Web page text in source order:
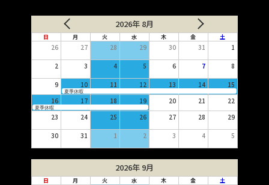
2026年 8月
日 月 火 水 木 金 土
26 27 28 29 30 31 1
2 3 4 5 6 7 8
9 10 11 12 13 14 15
夏季休暇
16 17 18 19 20 21 22
夏季休暇
23 24 25 26 27 28 29
30 31 1 2 3 4 5
2026年 9月
日 月 火 水 木 金 土